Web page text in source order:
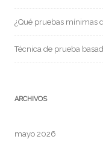
¿Qué pruebas mínimas
Técnica de prueba
ARCHIVOS
mayo 2026